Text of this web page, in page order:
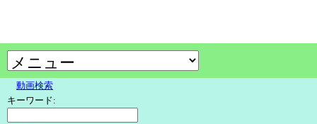
動画検索
キーワード: